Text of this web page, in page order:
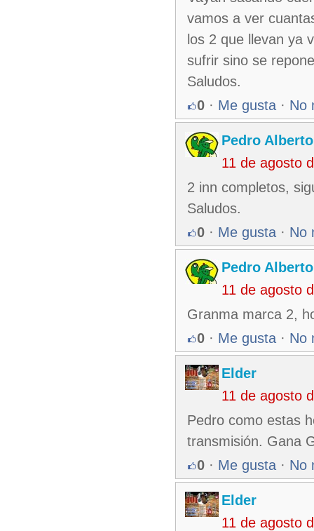
vamos a ver
los 2 que llevan ya
sufrir sino se
Saludos.
0 · Me gusta · No
Pedro
11 de agosto
2 inn completos,
Saludos.
0 · Me gusta · No
Pedro
11 de agosto
Granma marca 2,
0 · Me gusta · No
Elder
11 de agosto
Pedro como estas
transmisión. Gana
0 · Me gusta · No
Elder
11 de agosto